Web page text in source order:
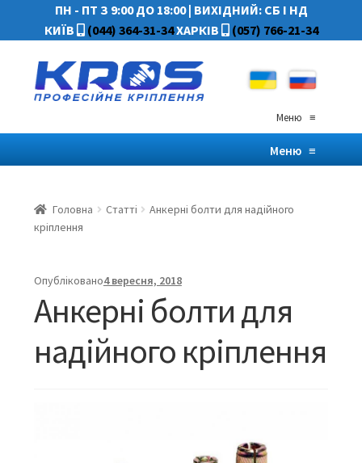
ПН - ПТ З 9:00 ДО 18:00| ВИХІДНИЙ: СБ І НД
КИЇВ
(044) 364-31-34ХАРКІВ (057) 766-21-34
Меню≡
Меню≡
Головна Статті
Анкерні болти для надійного
кріплення
Опубліковано4 вересня, 2018
Анкерні болти для
надійного кріплення